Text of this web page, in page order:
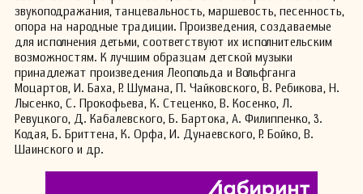
звукоподражания, танцевальность, маршевость, песенность,
опора на народные традиции. Произведения, создаваемые
для исполнения детьми, соответствуют их исполнительским
возможностям. К лучшим образцам детской музыки
принадлежат произведения Леопольда и Вольфганга
Моцартов, И. Баха, Р. Шумана, П. Чайковского, В. Ребикова, Н.
Лысенко, С. Прокофьева, К. Стеценко, В. Косенко, Л.
Ревуцкого, Д. Кабалевского, Б. Бартока, А. Филиппенко, 3.
Кодая, Б. Бриттена, К. Орфа, И. Дунаевского, Р. Бойко, В.
Шаинского и др.